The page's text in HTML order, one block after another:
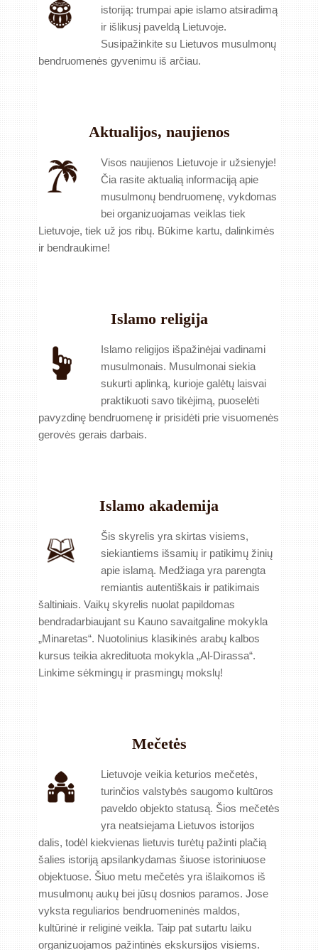
istoriją: trumpai apie islamo atsiradimą
ir išlikusį paveldą Lietuvoje.
Susipažinkite su Lietuvos musulmonų
bendruomenės gyvenimu iš arčiau.
Aktualijos, naujienos
Visos naujienos Lietuvoje ir užsienyje!
Čia rasite aktualią informaciją apie
musulmonų bendruomenę, vykdomas
bei organizuojamas veiklas tiek
Lietuvoje, tiek už jos ribų. Būkime kartu, dalinkimės
ir bendraukime!
Islamo religija
Islamo religijos išpažinėjai vadinami
musulmonais. Musulmonai siekia
sukurti aplinką, kurioje galėtų laisvai
praktikuoti savo tikėjimą, puoselėti
pavyzdinę bendruomenę ir prisidėti prie visuomenės
gerovės gerais darbais.
Islamo akademija
Šis skyrelis yra skirtas visiems,
siekiantiems išsamių ir patikimų žinių
apie islamą. Medžiaga yra parengta
remiantis autentiškais ir patikimais
šaltiniais. Vaikų skyrelis nuolat papildomas
bendradarbiaujant su Kauno savaitgaline mokykla
„Minaretas“. Nuotolinius klasikinės arabų kalbos
kursus teikia akredituota mokykla „Al-Dirassa“.
Linkime sėkmingų ir prasmingų mokslų!
Mečetės
Lietuvoje veikia keturios mečetės,
turinčios valstybės saugomo kultūros
paveldo objekto statusą. Šios mečetės
yra neatsiejama Lietuvos istorijos
dalis, todėl kiekvienas lietuvis turėtų pažinti plačią
šalies istoriją apsilankydamas šiuose istoriniuose
objektuose. Šiuo metu mečetės yra išlaikomos iš
musulmonų aukų bei jūsų dosnios paramos. Jose
vyksta reguliarios bendruomeninės maldos,
kultūrinė ir religinė veikla. Taip pat sutartu laiku
organizuojamos pažintinės ekskursijos visiems.